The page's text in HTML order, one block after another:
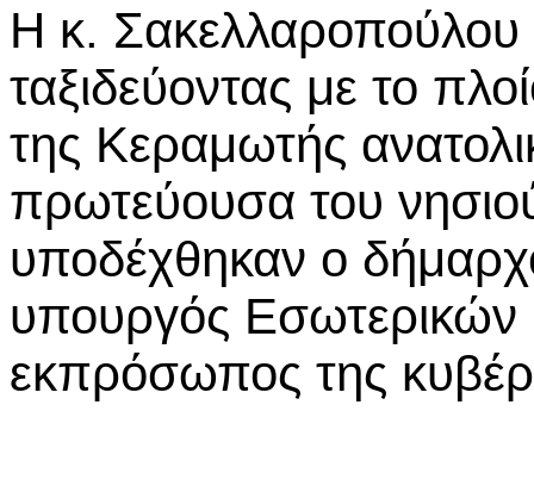
Η κ. Σακελλαροπούλου
ταξιδεύοντας με το
της Κεραμωτής
πρωτεύουσα του
υποδέχθηκαν ο
υπουργός
εκπρόσωπος της